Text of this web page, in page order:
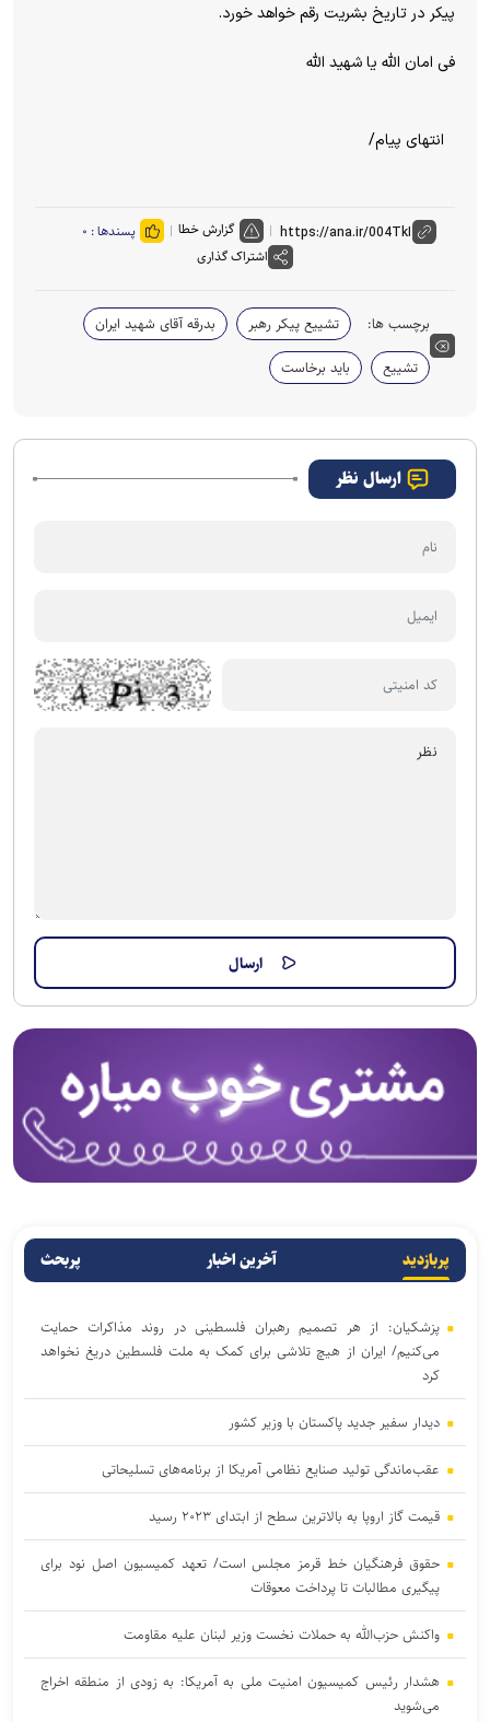
پیکر در تاریخ بشریت رقم خواهد خورد.
فی امان الله یا شهید الله
انتهای پیام/
گزارش خطا پسندها : ۰
اشتراک گذاری
برچسب ها: تشییع پیکر رهبر
بدرقه آقای شهید ایران
تشییع
باید برخاست
ارسال نظر
پربازدید آخرین اخبار پربحث
پزشکیان: از هر تصمیم رهبران فلسطینی در روند مذاکرات حمایت
می‌کنیم/ ایران از هیچ تلاشی برای کمک به ملت فلسطین دریغ نخواهد
کرد
دیدار سفیر جدید پاکستان با وزیر کشور
عقب‌ماندگی تولید صنایع نظامی آمریکا از برنامه‌های تسلیحاتی
قیمت گاز اروپا به بالاترین سطح از ابتدای ۲۰۲۳ رسید
حقوق فرهنگیان خط قرمز مجلس است/ تعهد کمیسیون اصل نود برای
پیگیری مطالبات تا پرداخت معوقات
واکنش حزب‌الله به حملات نخست‌ وزیر لبنان علیه مقاومت
هشدار رئیس کمیسیون امنیت ملی به آمریکا: به زودی از منطقه اخراج
می‌شوید